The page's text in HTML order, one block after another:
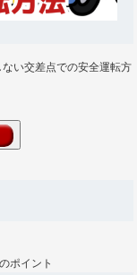
い交差点での安全運転方
ポイント